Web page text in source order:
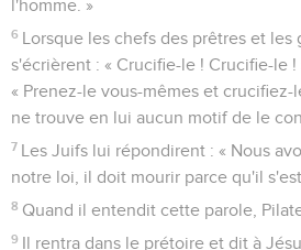
l'homme. »
6 Lorsque les chefs des prêtres et les
s'écrièrent : « Crucifie-le ! Crucifie-le !
« Prenez-le vous-mêmes et crucifiez-
ne trouve en lui aucun motif de le
7 Les Juifs lui répondirent : « Nous
notre loi, il doit mourir parce qu'il
8 Quand il entendit cette parole,
9 Il rentra dans le prétoire et dit à